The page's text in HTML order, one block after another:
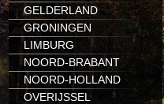
GELDERLAND
GRONINGEN
LIMBURG
NOORD-BRABANT
NOORD-HOLLAND
OVERIJSSEL